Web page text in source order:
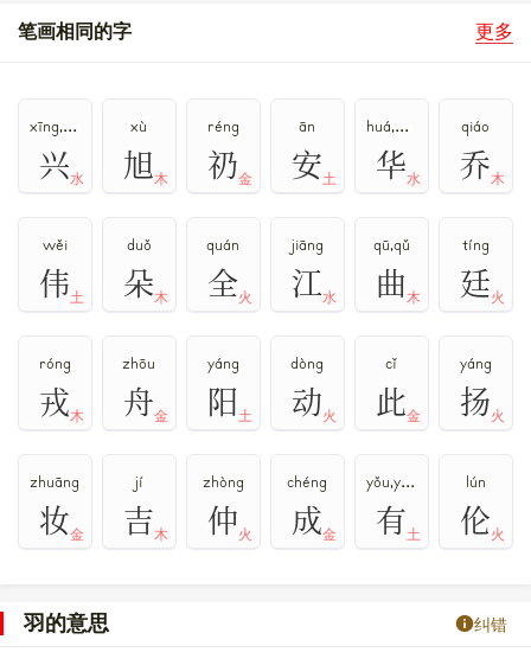
笔画相同的字 更多
xīng,xìng
兴水
xù
旭木
réng
礽金
ān
安土
huá,huà,huā
华水
qiáo
乔木
wěi
伟土
duǒ
朵木
quán
全火
jiāng
江水
qū,qǔ
曲木
tíng
廷火
róng
戎木
zhōu
舟金
yáng
阳土
dòng
动火
cǐ
此金
yáng
扬火
zhuāng
妆金
jí
吉木
zhòng
仲火
chéng
成金
yǒu,yòu
有土
lún
伦火
羽的意思 纠错